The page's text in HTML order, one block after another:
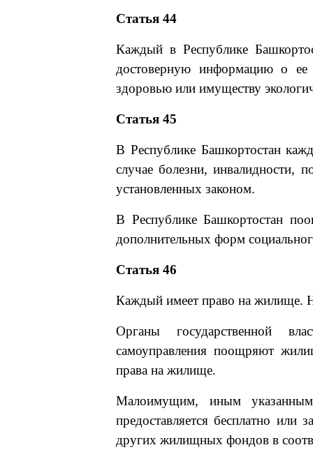
Статья 44
Каждый в Республике
достоверную информацию о
здоровью или имуществу
Статья 45
В Республике Башкортостан
случае болезни, инвалидности,
установленных законом.
В Республике Башкортостан
дополнительных форм
Статья 46
Каждый имеет право на жилище.
Органы государственной
самоуправления поощряют
права на жилище.
Малоимущим, иным
предоставляется бесплатно
других жилищных фондов в